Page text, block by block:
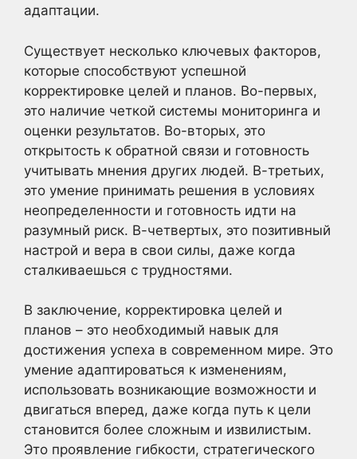
адаптации.
Существует несколько ключевых факторов,
которые способствуют успешной
корректировке целей и планов. Во-первых,
это наличие четкой системы мониторинга и
оценки результатов. Во-вторых, это
открытость к обратной связи и готовность
учитывать мнения других людей. В-третьих,
это умение принимать решения в условиях
неопределенности и готовность идти на
разумный риск. В-четвертых, это позитивный
настрой и вера в свои силы, даже когда
сталкиваешься с трудностями.
В заключение, корректировка целей и
планов – это необходимый навык для
достижения успеха в современном мире. Это
умение адаптироваться к изменениям,
использовать возникающие возможности и
двигаться вперед, даже когда путь к цели
становится более сложным и извилистым.
Это проявление гибкости, стратегического